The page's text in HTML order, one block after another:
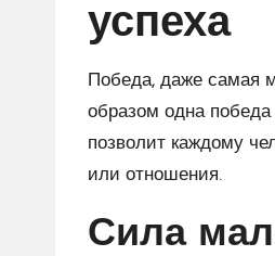
успеха
Победа, даже самая
образом одна
позволит каждому
или отношения.
Сила